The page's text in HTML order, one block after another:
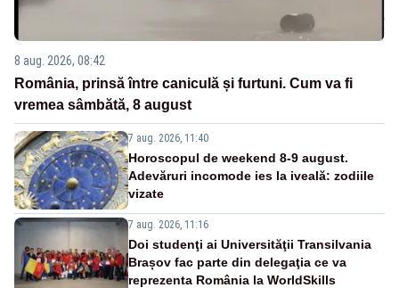
8 aug. 2026, 08:42
România, prinsă între caniculă și furtuni. Cum va fi
vremea sâmbătă, 8 august
7 aug. 2026, 11:40
Horoscopul de weekend 8-9 august.
Adevăruri incomode ies la iveală: zodiile
vizate
7 aug. 2026, 11:16
Doi studenţi ai Universităţii Transilvania
Brașov fac parte din delegaţia ce va
reprezenta România la WorldSkills